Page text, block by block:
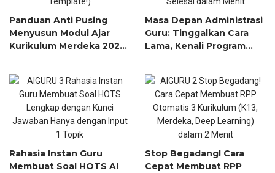
Panduan Anti Pusing
Menyusun Modul Ajar
Kurikulum Merdeka 2025
(Bukan Sekadar
Template!)
Masa Depan Administrasi
Guru: Tinggalkan Cara
Lama, Kenali Program
Anda Selesai dalam Menit
Rahasia Instan Guru
Membuat Soal HOTS AI
Stop Begadang! Cara
Cepat Membuat RPP